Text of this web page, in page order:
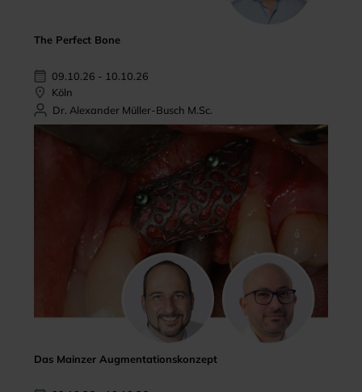
The Perfect Bone
09.10.26 - 10.10.26
Köln
Dr. Alexander Müller-Busch M.Sc.
Das Mainzer Augmentationskonzept